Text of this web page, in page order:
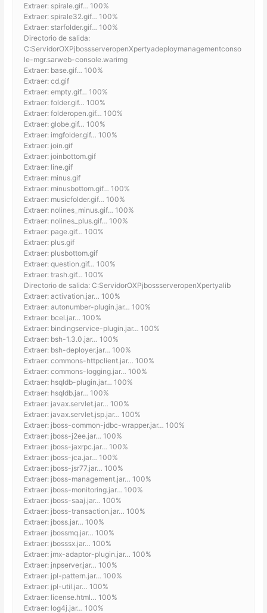
Extraer: spirale.gif… 100%
Extraer: spirale32.gif… 100%
Extraer: starfolder.gif… 100%
Directorio de salida:
C:ServidorOXPjbossserveropenXpertyadeploymanagementconso
le-mgr.sarweb-console.warimg
Extraer: base.gif… 100%
Extraer: cd.gif
Extraer: empty.gif… 100%
Extraer: folder.gif… 100%
Extraer: folderopen.gif… 100%
Extraer: globe.gif… 100%
Extraer: imgfolder.gif… 100%
Extraer: join.gif
Extraer: joinbottom.gif
Extraer: line.gif
Extraer: minus.gif
Extraer: minusbottom.gif… 100%
Extraer: musicfolder.gif… 100%
Extraer: nolines_minus.gif… 100%
Extraer: nolines_plus.gif… 100%
Extraer: page.gif… 100%
Extraer: plus.gif
Extraer: plusbottom.gif
Extraer: question.gif… 100%
Extraer: trash.gif… 100%
Directorio de salida: C:ServidorOXPjbossserveropenXpertyalib
Extraer: activation.jar… 100%
Extraer: autonumber-plugin.jar… 100%
Extraer: bcel.jar… 100%
Extraer: bindingservice-plugin.jar… 100%
Extraer: bsh-1.3.0.jar… 100%
Extraer: bsh-deployer.jar… 100%
Extraer: commons-httpclient.jar… 100%
Extraer: commons-logging.jar… 100%
Extraer: hsqldb-plugin.jar… 100%
Extraer: hsqldb.jar… 100%
Extraer: javax.servlet.jar… 100%
Extraer: javax.servlet.jsp.jar… 100%
Extraer: jboss-common-jdbc-wrapper.jar… 100%
Extraer: jboss-j2ee.jar… 100%
Extraer: jboss-jaxrpc.jar… 100%
Extraer: jboss-jca.jar… 100%
Extraer: jboss-jsr77.jar… 100%
Extraer: jboss-management.jar… 100%
Extraer: jboss-monitoring.jar… 100%
Extraer: jboss-saaj.jar… 100%
Extraer: jboss-transaction.jar… 100%
Extraer: jboss.jar… 100%
Extraer: jbossmq.jar… 100%
Extraer: jbosssx.jar… 100%
Extraer: jmx-adaptor-plugin.jar… 100%
Extraer: jnpserver.jar… 100%
Extraer: jpl-pattern.jar… 100%
Extraer: jpl-util.jar… 100%
Extraer: license.html… 100%
Extraer: log4j.jar… 100%